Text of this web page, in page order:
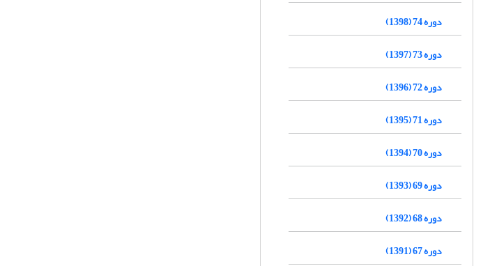
دوره 74 (1398)
دوره 73 (1397)
دوره 72 (1396)
دوره 71 (1395)
دوره 70 (1394)
دوره 69 (1393)
دوره 68 (1392)
دوره 67 (1391)